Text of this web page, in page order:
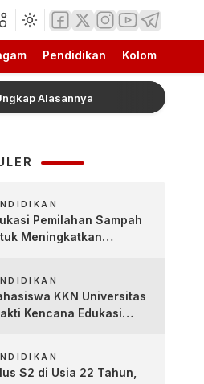
Pendidikan Kolom
Mengenal
Pemilahan Sampah
Meningkatkan
KKN Universitas
Kencana Edukasi
S2 di Usia 22 Tahun,